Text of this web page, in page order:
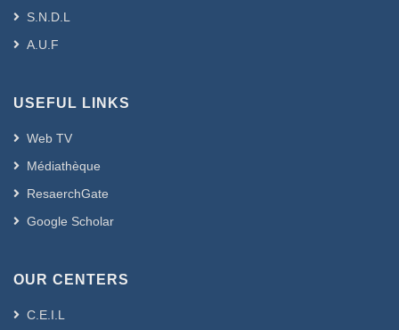
S.N.D.L
A.U.F
USEFUL LINKS
Web TV
Médiathèque
ResaerchGate
Google Scholar
OUR CENTERS
C.E.I.L